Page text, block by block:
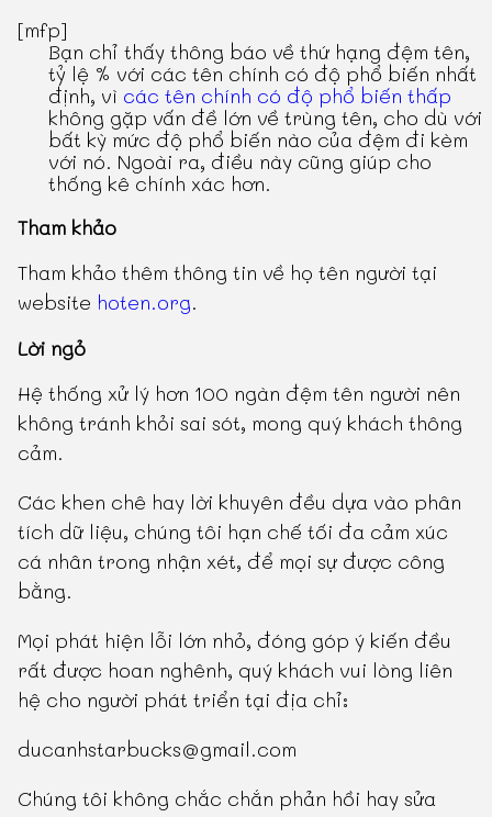
[mfp]
Bạn chỉ thấy thông báo về thứ hạng đệm tên,
tỷ lệ % với các tên chính có độ phổ biến nhất
định, vì các tên chính có độ phổ biến thấp
không gặp vấn đề lớn về trùng tên, cho dù với
bất kỳ mức độ phổ biến nào của đệm đi kèm
với nó. Ngoài ra, điều này cũng giúp cho
thống kê chính xác hơn.
Tham khảo
Tham khảo thêm thông tin về họ tên người tại
website hoten.org.
Lời ngỏ
Hệ thống xử lý hơn 100 ngàn đệm tên người nên
không tránh khỏi sai sót, mong quý khách thông
cảm.
Các khen chê hay lời khuyên đều dựa vào phân
tích dữ liệu, chúng tôi hạn chế tối đa cảm xúc
cá nhân trong nhận xét, để mọi sự được công
bằng.
Mọi phát hiện lỗi lớn nhỏ, đóng góp ý kiến đều
rất được hoan nghênh, quý khách vui lòng liên
hệ cho người phát triển tại địa chỉ:
ducanhstarbucks@gmail.com
Chúng tôi không chắc chắn phản hồi hay sửa